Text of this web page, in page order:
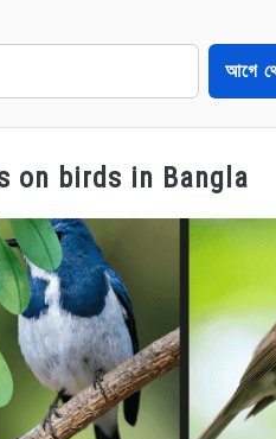
আগে
on birds in Bangla